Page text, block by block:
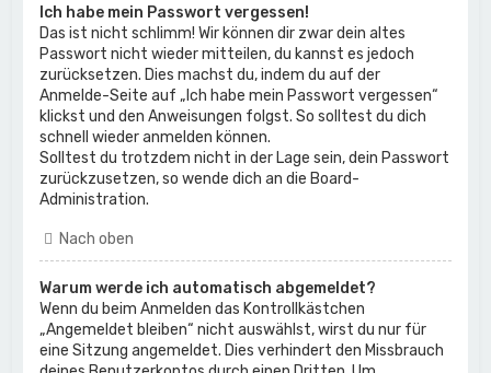
Ich habe mein Passwort vergessen!
Das ist nicht schlimm! Wir können dir zwar dein altes
Passwort nicht wieder mitteilen, du kannst es jedoch
zurücksetzen. Dies machst du, indem du auf der
Anmelde-Seite auf „Ich habe mein Passwort vergessen“
klickst und den Anweisungen folgst. So solltest du dich
schnell wieder anmelden können.
Solltest du trotzdem nicht in der Lage sein, dein Passwort
zurückzusetzen, so wende dich an die Board-
Administration.
Nach oben
Warum werde ich automatisch abgemeldet?
Wenn du beim Anmelden das Kontrollkästchen
„Angemeldet bleiben“ nicht auswählst, wirst du nur für
eine Sitzung angemeldet. Dies verhindert den Missbrauch